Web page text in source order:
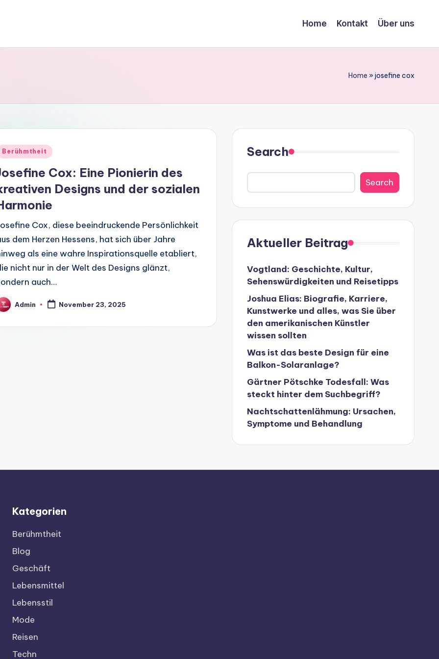
Home Kontakt Über uns
Home »josefine cox
Berühmtheit
Cox: Eine Pionierin des
Designs und der sozialen
Cox, diese beeindruckende Persönlichkeit
dem Herzen Hessens, hat sich über Jahre
als eine wahre Inspirationsquelle etabliert,
nicht nur in der Welt des Designs glänzt,
auch…
Admin November 23, 2025
Search
Search
Aktueller Beitrag
Vogtland: Geschichte, Kultur,
Sehenswürdigkeiten und Reisetipps
Joshua Elias: Biografie, Karriere,
Kunstwerke und alles, was Sie über
den amerikanischen Künstler
wissen sollten
Was ist das beste Design für eine
Balkon-Solaranlage?
Gärtner Pötschke Todesfall: Was
steckt hinter dem Suchbegriff?
Nachtschattenlähmung: Ursachen,
Symptome und Behandlung
Kategorien
Berühmtheit
Blog
Geschäft
Lebensmittel
Lebensstil
Mode
Reisen
Techn